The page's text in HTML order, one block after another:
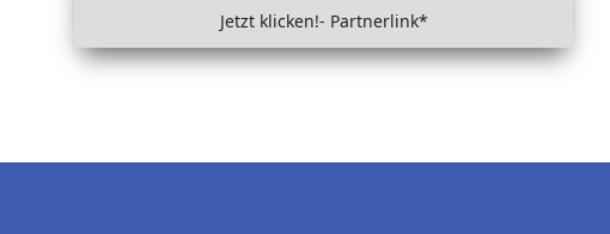
Jetzt klicken!- Partnerlink*